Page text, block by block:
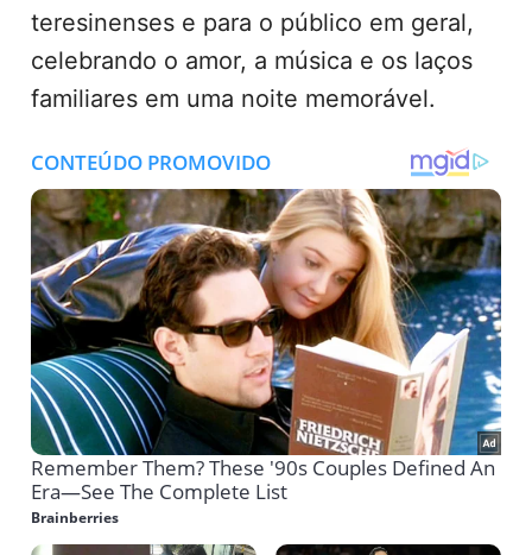
teresinenses e para o público em geral,
celebrando o amor, a música e os laços
familiares em uma noite memorável.